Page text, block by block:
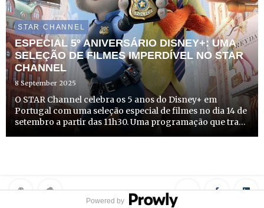
STAR CHANNEL
ESPECIAL 5º ANIVERSÁRIO DISNEY+: UMA
SELEÇÃO DE FILMES IMPERDÍVEL NO STAR
CHANNEL
8 September 2025
O STAR Channel celebra os 5 anos do Disney+ em
Portugal com uma seleção especial de filmes no dia 14 de
setembro a partir das 11h30. Uma programação que traz
Powered by